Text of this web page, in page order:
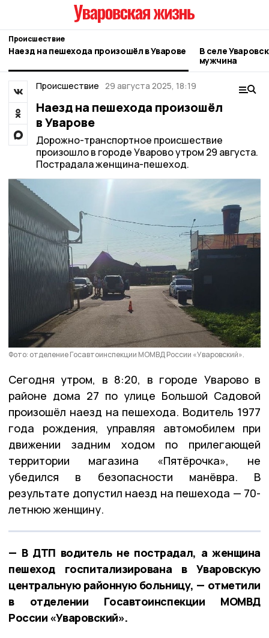
Происшествие
Наезд на пешехода произошёл в Уварове
В селе
мужчина
Происшествие 29 августа 2025, 18:19
Наезд на пешехода произошёл
в Уварове
Дорожно-транспортное происшествие
произошло в городе Уварово утром 29 августа.
Пострадала женщина-пешеход.
Фото: отделение Госавтоинспекции МОМВД России «Уваровский».
Сегодня утром, в 8:20, в городе Уварово в
районе дома 27 по улице Большой Садовой
произошёл наезд на пешехода. Водитель 1977
года рождения, управляя автомобилем при
движении задним ходом по прилегающей
территории магазина «Пятёрочка», не
убедился в безопасности манёвра. В
результате допустил наезд на пешехода — 70-
летнюю женщину.
— В ДТП водитель не пострадал, а женщина
пешеход госпитализирована в Уваровскую
центральную районную больницу, — отметили
в отделении Госавтоинспекции МОМВД
России «Уваровский».